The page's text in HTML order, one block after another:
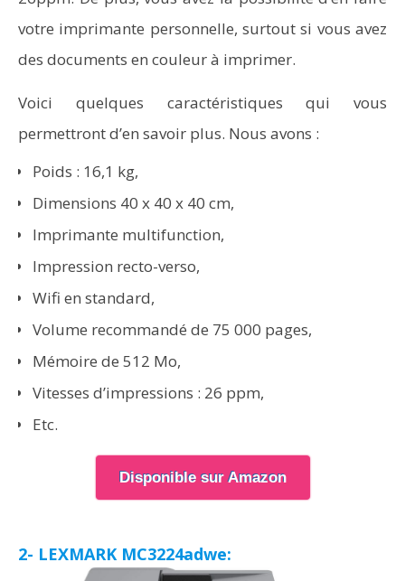
votre imprimante personnelle, surtout si vous avez
des documents en couleur à imprimer.
Voici quelques caractéristiques qui vous
permettront d’en savoir plus. Nous avons :
Poids : 16,1 kg,
Dimensions 40 x 40 x 40 cm,
Imprimante multifunction,
Impression recto-verso,
Wifi en standard,
Volume recommandé de 75 000 pages,
Mémoire de 512 Mo,
Vitesses d’impressions : 26 ppm,
Etc.
Disponible sur Amazon
2- LEXMARK MC3224adwe: